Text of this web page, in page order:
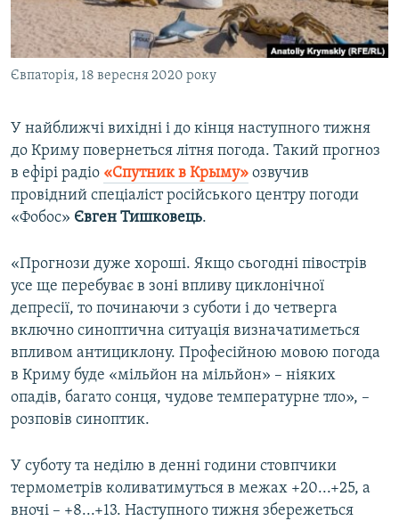
ВІДЕОУРОКИ «ELIFBE»
СВІДЧЕННЯ ОКУПАЦІЇ
УКРАЇНСЬКА ПРОБЛЕМА КРИМУ
Русский
Qırımtatar
Усі сайти RFE/RL
Євпаторія, 18 вересня 2020 року
У найближчі вихідні і до кінця наступного тижня
до Криму повернеться літня погода. Такий прогноз
в ефірі радіо «Спутник в Крыму» озвучив
провідний спеціаліст російського центру погоди
«Фобос» Євген Тишковець.
«Прогнози дуже хороші. Якщо сьогодні півострів
усе ще перебуває в зоні впливу циклонічної
депресії, то починаючи з суботи і до четверга
включно синоптична ситуація визначатиметься
впливом антициклону. Професійною мовою погода
в Криму буде «мільйон на мільйон» – ніяких
опадів, багато сонця, чудове температурне тло», –
розповів синоптик.
У суботу та неділю в денні години стовпчики
термометрів коливатимуться в межах +20...+25, а
вночі – +8...+13. Наступного тижня збережеться